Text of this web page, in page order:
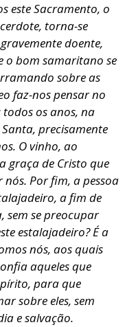
este Sacramento, o
torna-se
doente,
o bom samaritano se
sobre as
faz-nos pensar no
os anos, na
precisamente
O vinho, ao
graça de Cristo que
Por fim, a pessoa
a fim de
sem se preocupar
estalajadeiro? É a
nós, aos quais
aqueles que
para que
sobre eles, sem
e salvação.